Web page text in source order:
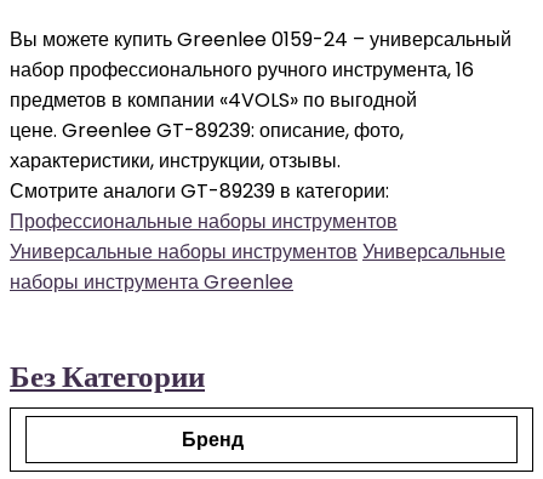
Вы можете купить Greenlee 0159-24 – универсальный
набор профессионального ручного инструмента, 16
предметов в компании «4VOLS» по выгодной
цене. Greenlee GT-89239: описание, фото,
характеристики, инструкции, отзывы.
Смотрите аналоги GT-89239 в категории:
Профессиональные наборы инструментов
Универсальные наборы инструментов Универсальные
наборы инструмента Greenlee
Без Категории
Бренд